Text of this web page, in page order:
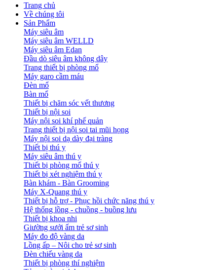
Trang chủ
Về chúng tôi
Sản Phẩm
Máy siêu âm
Máy siêu âm WELLD
Máy siêu âm Edan
Đầu dò siêu âm không dây
Trang thiết bị phòng mổ
Máy garo cầm máu
Đèn mổ
Bàn mổ
Thiết bị chăm sóc vết thương
Thiết bị nội soi
Máy nội soi khí phế quản
Trang thiết bị nội soi tai mũi họng
Máy nội soi dạ dày đại tràng
Thiết bị thú y
Máy siêu âm thú y
Thiết bị phòng mổ thú y
Thiết bị xét nghiệm thú y
Bàn khám - Bàn Grooming
Máy X-Quang thú y
Thiết bị hỗ trợ - Phục hồi chức năng thú y
Hệ thống lồng - chuồng - buồng lưu
Thiết bị khoa nhi
Giường sưởi ấm trẻ sơ sinh
Máy đo độ vàng da
Lồng ấp – Nôi cho trẻ sơ sinh
Đèn chiếu vàng da
Thiết bị phòng thí nghiệm